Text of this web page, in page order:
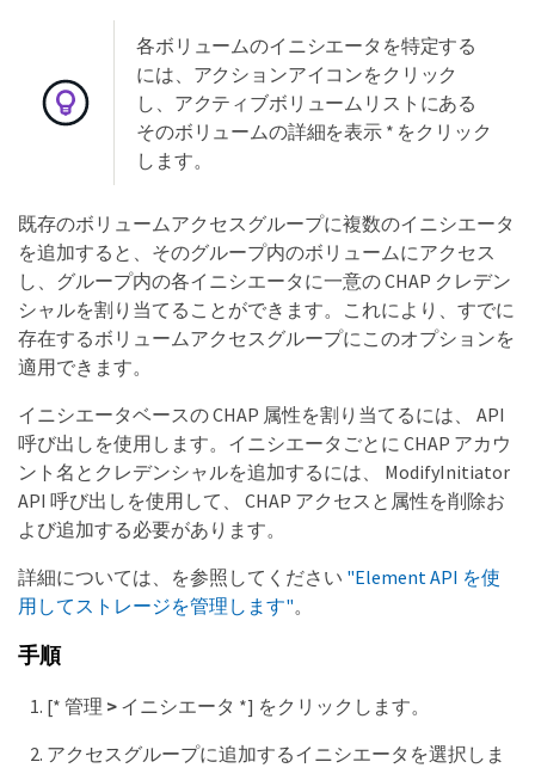
各ボリュームのイニシエータを特定する
には、アクションアイコンをクリック
し、アクティブボリュームリストにある
そのボリュームの詳細を表示 * をクリック
します。
既存のボリュームアクセスグループに複数のイニシエータ
を追加すると、そのグループ内のボリュームにアクセス
し、グループ内の各イニシエータに一意の CHAP クレデン
シャルを割り当てることができます。これにより、すでに
存在するボリュームアクセスグループにこのオプションを
適用できます。
イニシエータベースの CHAP 属性を割り当てるには、 API
呼び出しを使用します。イニシエータごとに CHAP アカウ
ント名とクレデンシャルを追加するには、 ModifyInitiator
API 呼び出しを使用して、 CHAP アクセスと属性を削除お
よび追加する必要があります。
詳細については、を参照してください "Element API を使
用してストレージを管理します"。
手順
[* 管理 >イニシエータ *] をクリックします。
アクセスグループに追加するイニシエータを選択しま